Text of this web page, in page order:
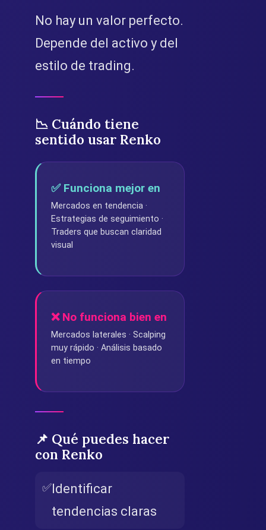
No hay un valor perfecto.
Depende del activo y del
estilo de trading.
📉 Cuándo tiene
sentido usar Renko
✅ Funciona mejor en
Mercados en tendencia ·
Estrategias de seguimiento ·
Traders que buscan claridad
visual
❌ No funciona bien en
Mercados laterales · Scalping
muy rápido · Análisis basado
en tiempo
📌 Qué puedes hacer
con Renko
✅Identificar
tendencias claras